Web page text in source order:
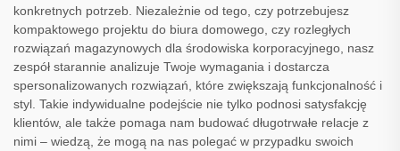
konkretnych potrzeb. Niezależnie od tego, czy potrzebujesz
kompaktowego projektu do biura domowego, czy rozległych
rozwiązań magazynowych dla środowiska korporacyjnego, nasz
zespół starannie analizuje Twoje wymagania i dostarcza
spersonalizowanych rozwiązań, które zwiększają funkcjonalność i
styl. Takie indywidualne podejście nie tylko podnosi satysfakcję
klientów, ale także pomaga nam budować długotrwałe relacje z
nimi – wiedzą, że mogą na nas polegać w przypadku swoich